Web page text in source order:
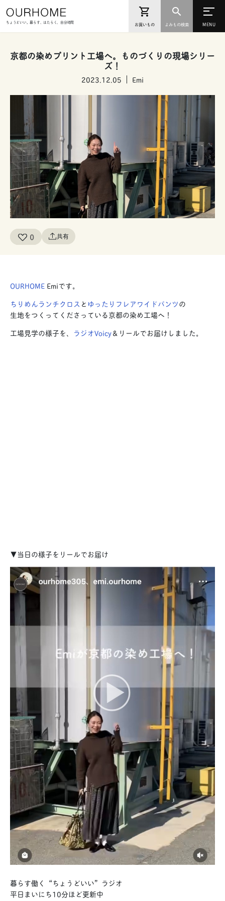
ちょうどいい。暮らす、はたらく、自分時間
京都の染めプリント工場へ。ものづくりの現場シリー
ズ！
2023.12.05 Emi
0 共有
OURHOME Emiです。
ちりめんランチクロス とゆったりフレアワイドパンツの
生地をつくってくださっている京都の染め工場へ！
工場見学の様子を、 ラジオVoicy＆リールでお届けしました。
▼当日の様子をリールでお届け
暮らす働く“ちょうどいい”ラジオ
平日まいにち10分ほど更新中
お買いもの よみもの検索